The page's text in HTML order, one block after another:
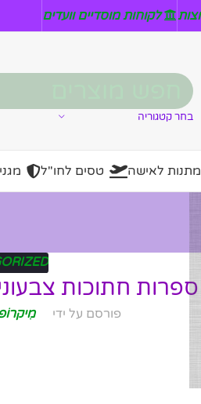
לקוחות מוסדיים וועדים
בחר קטגוריה
מתנות לאישה טסים לחו"ל
ספרות חתוכות
פורסם על ידי